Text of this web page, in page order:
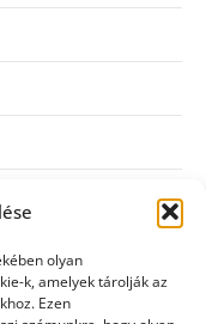
olyan
k, amelyek tárolják az
Ezen